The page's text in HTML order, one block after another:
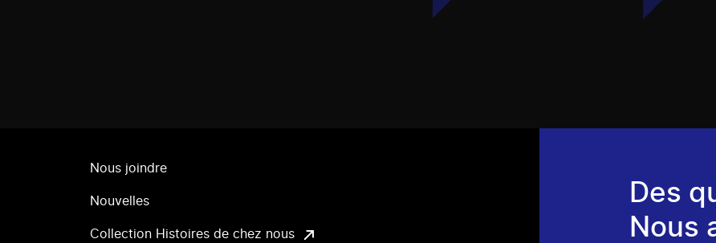
Nous joindre
Nouvelles
Collection Histoires de chez nous
Des
Nous